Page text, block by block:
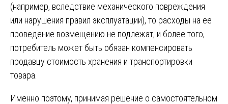
(например, вследствие механического повреждения
или нарушения правил эксплуатации), то расходы на ее
проведение возмещению не подлежат, и более того,
потребитель может быть обязан компенсировать
продавцу стоимость хранения и транспортировки
товара.
Именно поэтому, принимая решение о самостоятельном